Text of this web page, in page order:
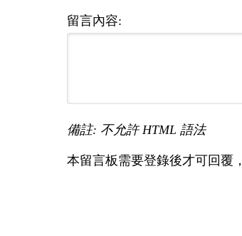
留言內容:
備註: 不允許 HTML 語法
本留言板需要登錄後才可回覆，